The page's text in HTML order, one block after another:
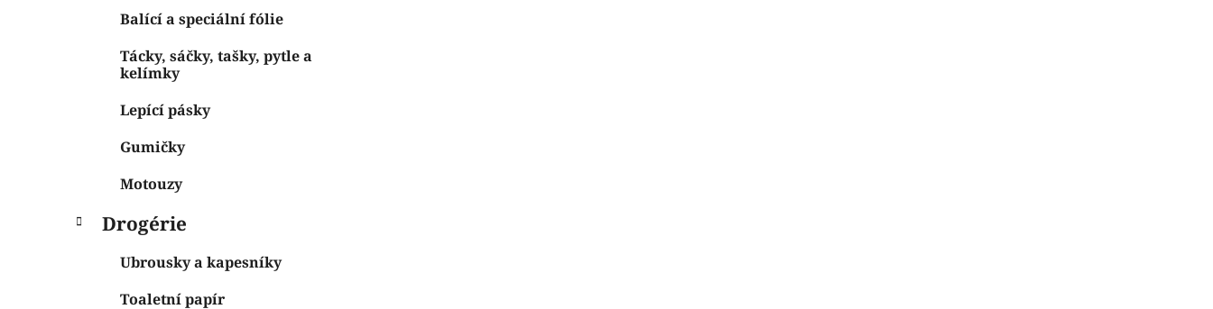
Balící a speciální fólie
Tácky, sáčky, tašky, pytle a
kelímky
Lepící pásky
Gumičky
Motouzy
Drogérie
Ubrousky a kapesníky
Toaletní papír